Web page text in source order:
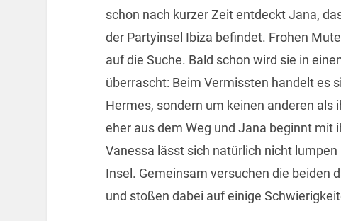
schon nach kurzer Zeit entdeckt Jana,
der Partyinsel Ibiza befindet. Frohen
auf die Suche. Bald schon wird sie in
überrascht: Beim Vermissten handelt es
Hermes, sondern um keinen anderen als
eher aus dem Weg und Jana beginnt mit
Vanessa lässt sich natürlich nicht
Insel. Gemeinsam versuchen die beiden
und stoßen dabei auf einige